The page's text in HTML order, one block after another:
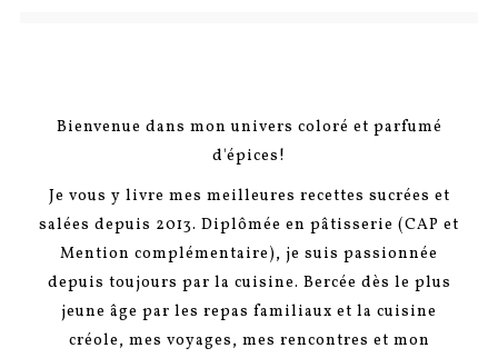
Bienvenue dans mon univers coloré et parfumé
d'épices!
Je vous y livre mes meilleures recettes sucrées et
salées depuis 2013. Diplômée en pâtisserie (CAP et
Mention complémentaire), je suis passionnée
depuis toujours par la cuisine. Bercée dès le plus
jeune âge par les repas familiaux et la cuisine
créole, mes voyages, mes rencontres et mon